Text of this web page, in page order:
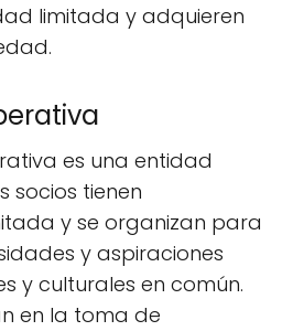
limitada y adquieren
es una entidad
socios tienen
y se organizan para
y aspiraciones
y culturales en común.
en la toma de